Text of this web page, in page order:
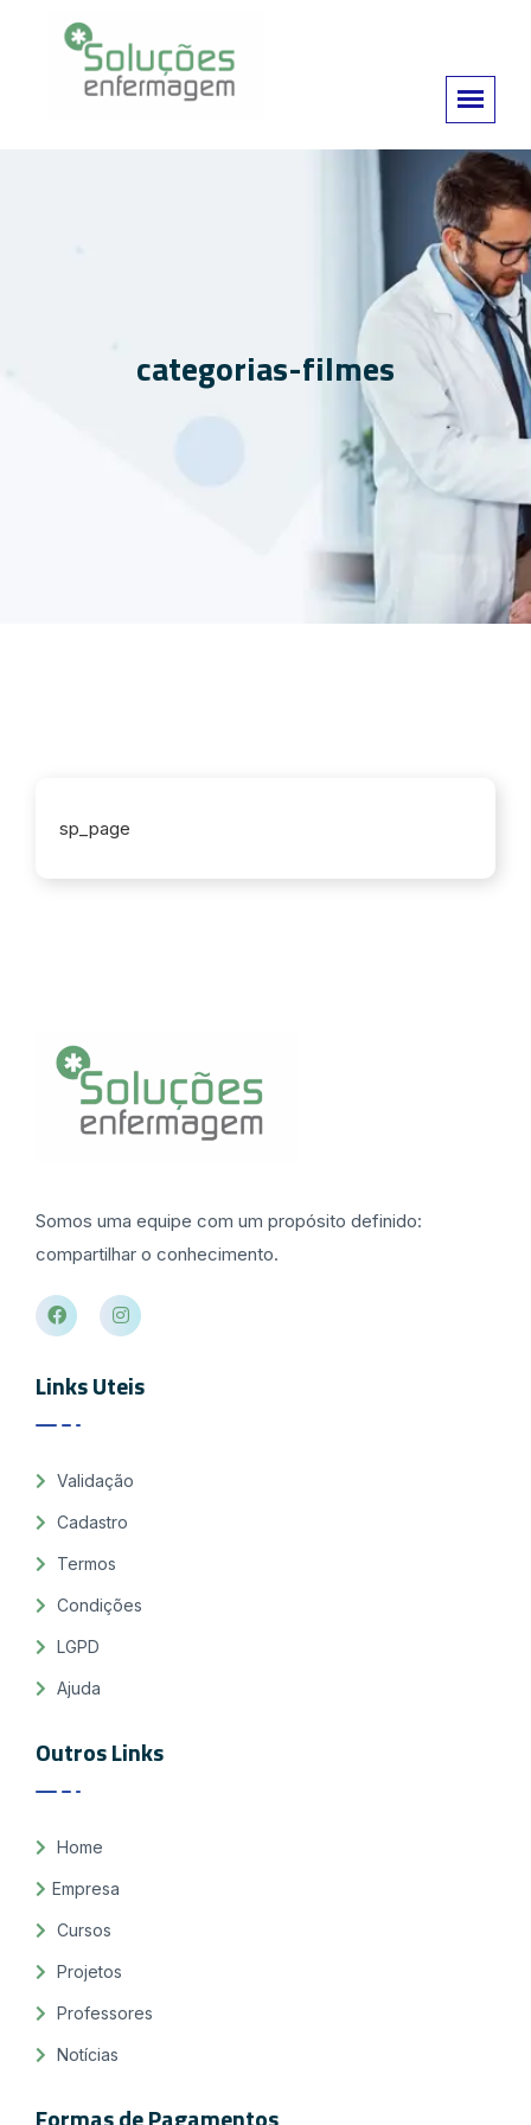
categorias-filmes
sp_page
Somos uma equipe com um propósito definido:
compartilhar o conhecimento.
Links Uteis
Validação
Cadastro
Termos
Condições
LGPD
Ajuda
Outros Links
Home
Empresa
Cursos
Projetos
Professores
Notícias